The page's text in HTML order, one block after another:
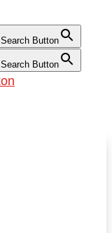
Search Button
Search Button